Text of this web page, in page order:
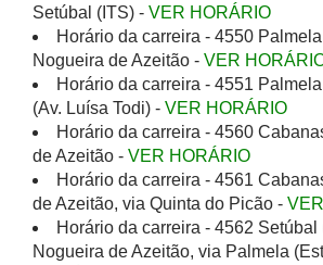
Setúbal (ITS) - VER HORÁRIO
Horário da carreira - 4550
Nogueira de Azeitão - VER
Horário da carreira - 4551
(Av. Luísa Todi) - VER HORÁRIO
Horário da carreira - 4560
de Azeitão - VER HORÁRIO
Horário da carreira - 4561
de Azeitão, via Quinta do Picão -
Horário da carreira - 4562 Setúbal
Nogueira de Azeitão, via Palmela